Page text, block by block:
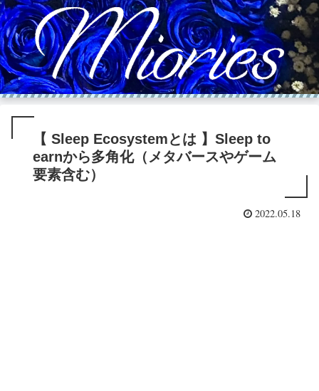
【 Sleep Ecosystemとは 】Sleep to
earnから多角化（メタバースやゲーム
要素含む）
2022.05.18